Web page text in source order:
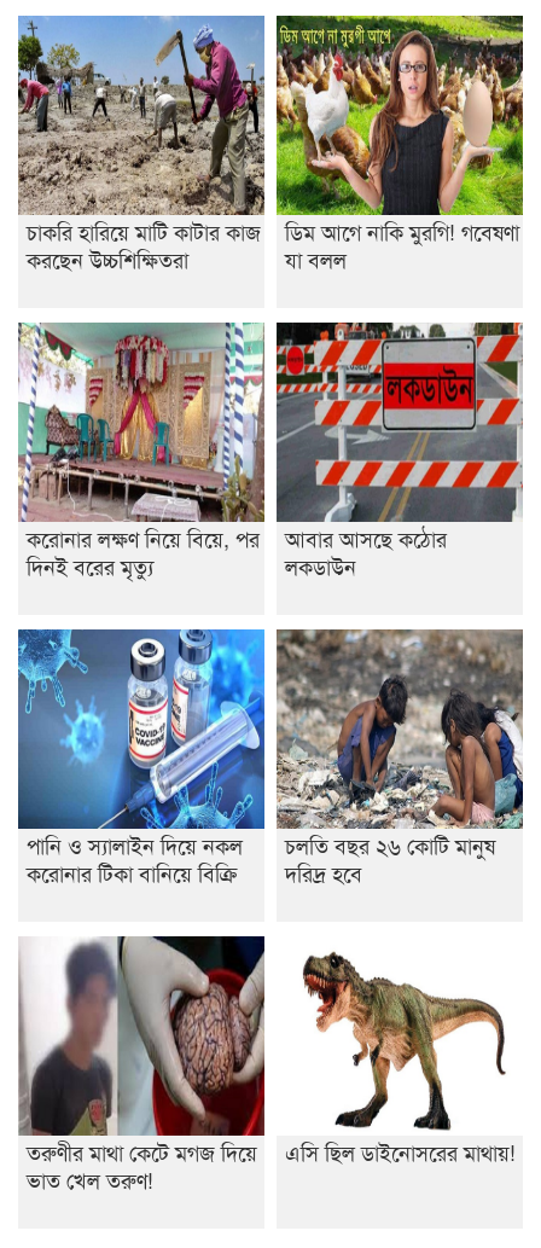
রাজশাহী কলেজের শিক্ষার্থী শাখাওয়াত পেলেন স্টার এক্সিলেন্স
অ্যাওয়ার্ড
বিশ্ব নদী বিবস উপলক্ষে নদী সুরক্ষায় নাওযাত্রা
খেলার মাঠে বানানো হয়েছে গর্ত ঝুঁকিতে আষাড়িয়াদহর দুই
বিদ্যালয়
ইসলামের ইতিহাস ও সংস্কৃতি বিভাগের লাইট হাউজ ক্লাবের
নেতৃত্ব ইসতিয়াক-মাহফুজ
ডাকসুতে শিবিরের নিরঙ্কুশ জয়
রাজশাহীতে ট্রাকচাপায় ভ্যানচালক নিহত
শেষ সময়ে ভোট কারচুরি অভিযোগ আবিদের
চাকরি হারিয়ে মাটি কাটার কাজ
করছেন উচ্চশিক্ষিতরা
ডিম আগে নাকি মুরগি! গবেষণা
যা বলল
করোনার লক্ষণ নিয়ে বিয়ে, পর
দিনই বরের মৃত্যু
আবার আসছে কঠোর
লকডাউন
পানি ও স্যালাইন দিয়ে নকল
করোনার টিকা বানিয়ে বিক্রি
চলতি বছর ২৬ কোটি মানুষ
দরিদ্র হবে
তরুণীর মাথা কেটে মগজ দিয়ে
ভাত খেল তরুণ!
এসি ছিল ডাইনোসরের মাথায়!